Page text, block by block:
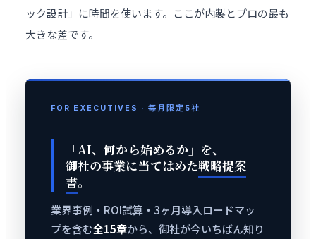
ック設計」に時間を使います。ここが内製とプロの最も
大きな差です。
FOR EXECUTIVES · 毎月限定5社
「AI、何から始めるか」を、
御社の事業に当てはめた戦略提案
書。
業界事例・ROI試算・3ヶ月導入ロードマッ
プを含む全15章から、御社が今いちばん知り